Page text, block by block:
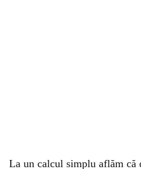
La un calcul simplu aflăm